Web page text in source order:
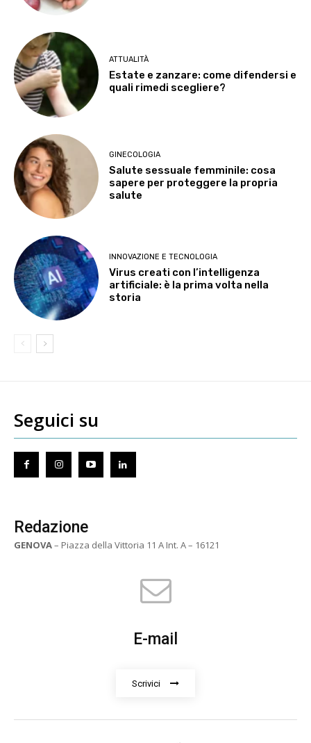
ATTUALITÀ
Estate e zanzare: come difendersi e
quali rimedi scegliere?
GINECOLOGIA
Salute sessuale femminile: cosa
sapere per proteggere la propria
salute
INNOVAZIONE E TECNOLOGIA
Virus creati con l’intelligenza
artificiale: è la prima volta nella
storia
Seguici su
Redazione
GENOVA– Piazza della Vittoria 11 A Int. A – 16121
E-mail
Scrivici